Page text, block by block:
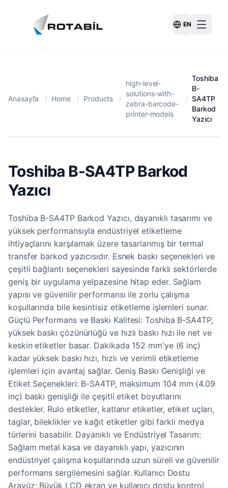
Switch
EN
Anasayfa / Home / Products /
high-level-
solutions-with-
zebra-barcode-
printer-models
/
Toshiba
B-
SA4TP
Barkod
Yazıcı
Toshiba B-SA4TP Barkod
Yazıcı
Toshiba B-SA4TP Barkod Yazıcı, dayanıklı tasarımı ve
yüksek performansıyla endüstriyel etiketleme
ihtiyaçlarını karşılamak üzere tasarlanmış bir termal
transfer barkod yazıcısıdır. Esnek baskı seçenekleri ve
çeşitli bağlantı seçenekleri sayesinde farklı sektörlerde
geniş bir uygulama yelpazesine hitap eder. Sağlam
yapısı ve güvenilir performansı ile zorlu çalışma
koşullarında bile kesintisiz etiketleme işlemleri sunar.
Güçlü Performans ve Baskı Kalitesi: Toshiba B-SA4TP,
yüksek baskı çözünürlüğü ve hızlı baskı hızı ile net ve
keskin etiketler basar. Dakikada 152 mm'ye (6 inç)
kadar yüksek baskı hızı, hızlı ve verimli etiketleme
işlemleri için avantaj sağlar. Geniş Baskı Genişliği ve
Etiket Seçenekleri: B-SA4TP, maksimum 104 mm (4.09
inç) baskı genişliği ile çeşitli etiket boyutlarını
destekler. Rulo etiketler, katlanır etiketler, etiket uçları,
taglar, bileklikler ve kağıt etiketler gibi farklı medya
türlerini basabilir. Dayanıklı ve Endüstriyel Tasarım:
Sağlam metal kasa ve dayanıklı yapı, yazıcının
endüstriyel çalışma koşullarında uzun süreli ve güvenilir
performans sergilemesini sağlar. Kullanıcı Dostu
Arayüz: Büyük LCD ekran ve kullanıcı dostu kontrol